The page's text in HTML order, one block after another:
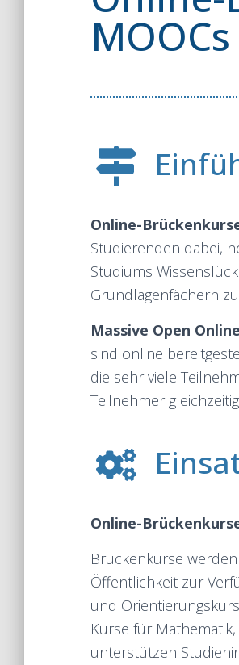
MOOCs
Online-
Studierenden dabei,
Studiums
Grundlagenfächern
Massive Open
sind online
die sehr viele
Teilnehmer
Online-
Brückenkurse
Öffentlichkeit zur
und
Kurse für
unterstützen